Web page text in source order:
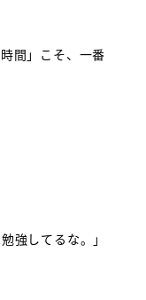
間」こそ、一番
強してるな。」